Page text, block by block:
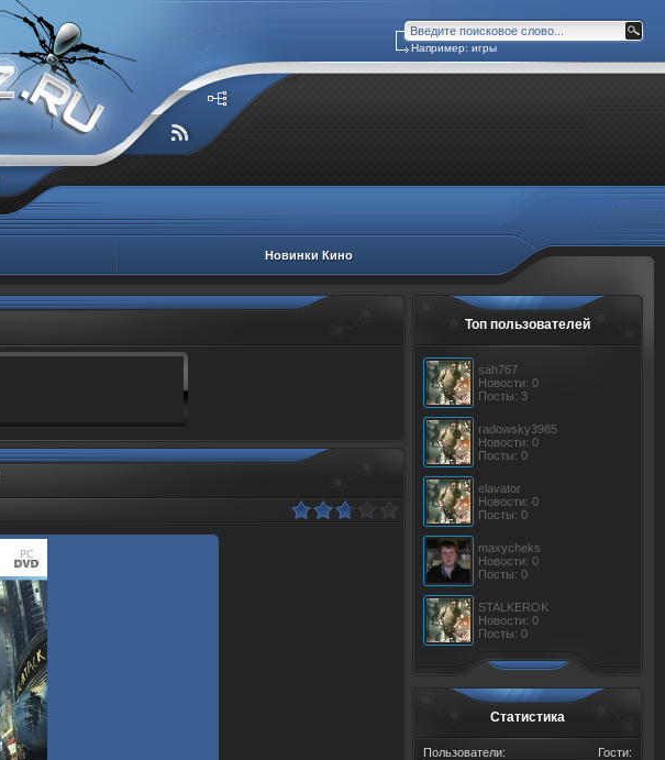
Например: игры
Новинки Кино
Топ пользователей
sah767
Новости: 0
Посты: 3
radowsky3985
Новости: 0
Посты: 0
elavator
Новости: 0
Посты: 0
maxycheks
Новости: 0
Посты: 0
STALKEROK
Новости: 0
Посты: 0
Статистика
Гости:
Пользователи: